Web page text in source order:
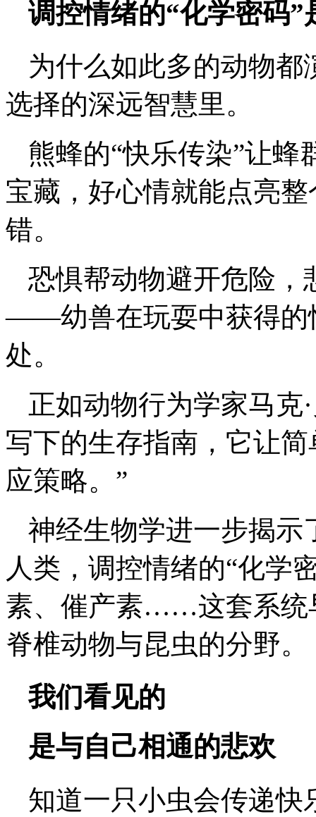
调控情绪的“化学密码”
为什么如此多的动物
选择的深远智慧里。
熊蜂的“快乐传染”让
宝藏，好心情就能点亮
错。
恐惧帮动物避开危险，
——幼兽在玩耍中获得的
处。
正如动物行为学家马克
写下的生存指南，它让
应策略。”
神经生物学进一步揭示
人类，调控情绪的“化学
素、催产素……这套系统
脊椎动物与昆虫的分野。
我们看见的
是与自己相通的悲欢
知道一只小虫会传递快